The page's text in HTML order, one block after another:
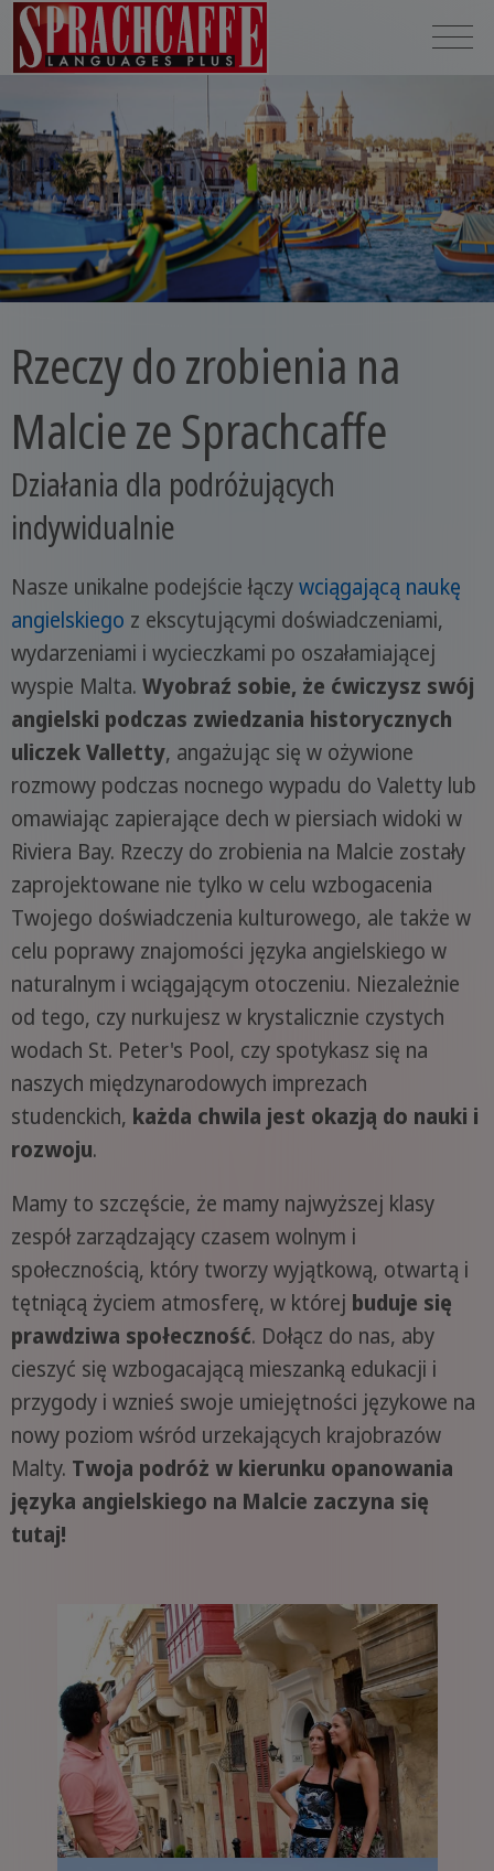
Rzeczy do zrobienia na
Malcie ze Sprachcaffe
Działania dla podróżujących
indywidualnie
Nasze unikalne podejście łączywciągającą naukę
angielskiego z ekscytującymi doświadczeniami,
wydarzeniami i wycieczkami po oszałamiającej
wyspie Malta. Wyobraź sobie, że ćwiczysz swój
angielski podczas zwiedzania historycznych
uliczek Valletty, angażując się w ożywione
rozmowy podczas nocnego wypadu do Valetty lub
omawiając zapierające dech w piersiach widoki w
Riviera Bay. Rzeczy do zrobienia na Malcie zostały
zaprojektowane nie tylko w celu wzbogacenia
Twojego doświadczenia kulturowego, ale także w
celu poprawy znajomości języka angielskiego w
naturalnym i wciągającym otoczeniu. Niezależnie
od tego, czy nurkujesz w krystalicznie czystych
wodach St. Peter's Pool, czy spotykasz się na
naszych międzynarodowych imprezach
studenckich, każda chwila jest okazją do nauki i
rozwoju.
Mamy to szczęście, że mamy najwyższej klasy
zespół zarządzający czasem wolnym i
społecznością, który tworzy wyjątkową, otwartą i
tętniącą życiem atmosferę, w której buduje się
prawdziwa społeczność. Dołącz do nas, aby
cieszyć się wzbogacającą mieszanką edukacji i
przygody i wznieś swoje umiejętności językowe na
nowy poziom wśród urzekających krajobrazów
Malty. Twoja podróż w kierunku opanowania
języka angielskiego na Malcie zaczyna się
tutaj!